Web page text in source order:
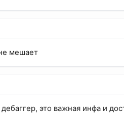
мешает
это важная инфа и